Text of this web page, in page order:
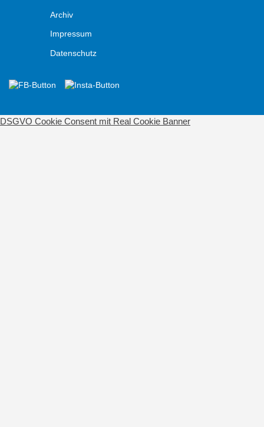
Archiv
Impressum
Datenschutz
DSGVO Cookie Consent mit Real Cookie Banner